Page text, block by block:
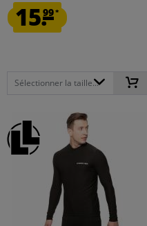
15.99*
Sélectionner la taille...